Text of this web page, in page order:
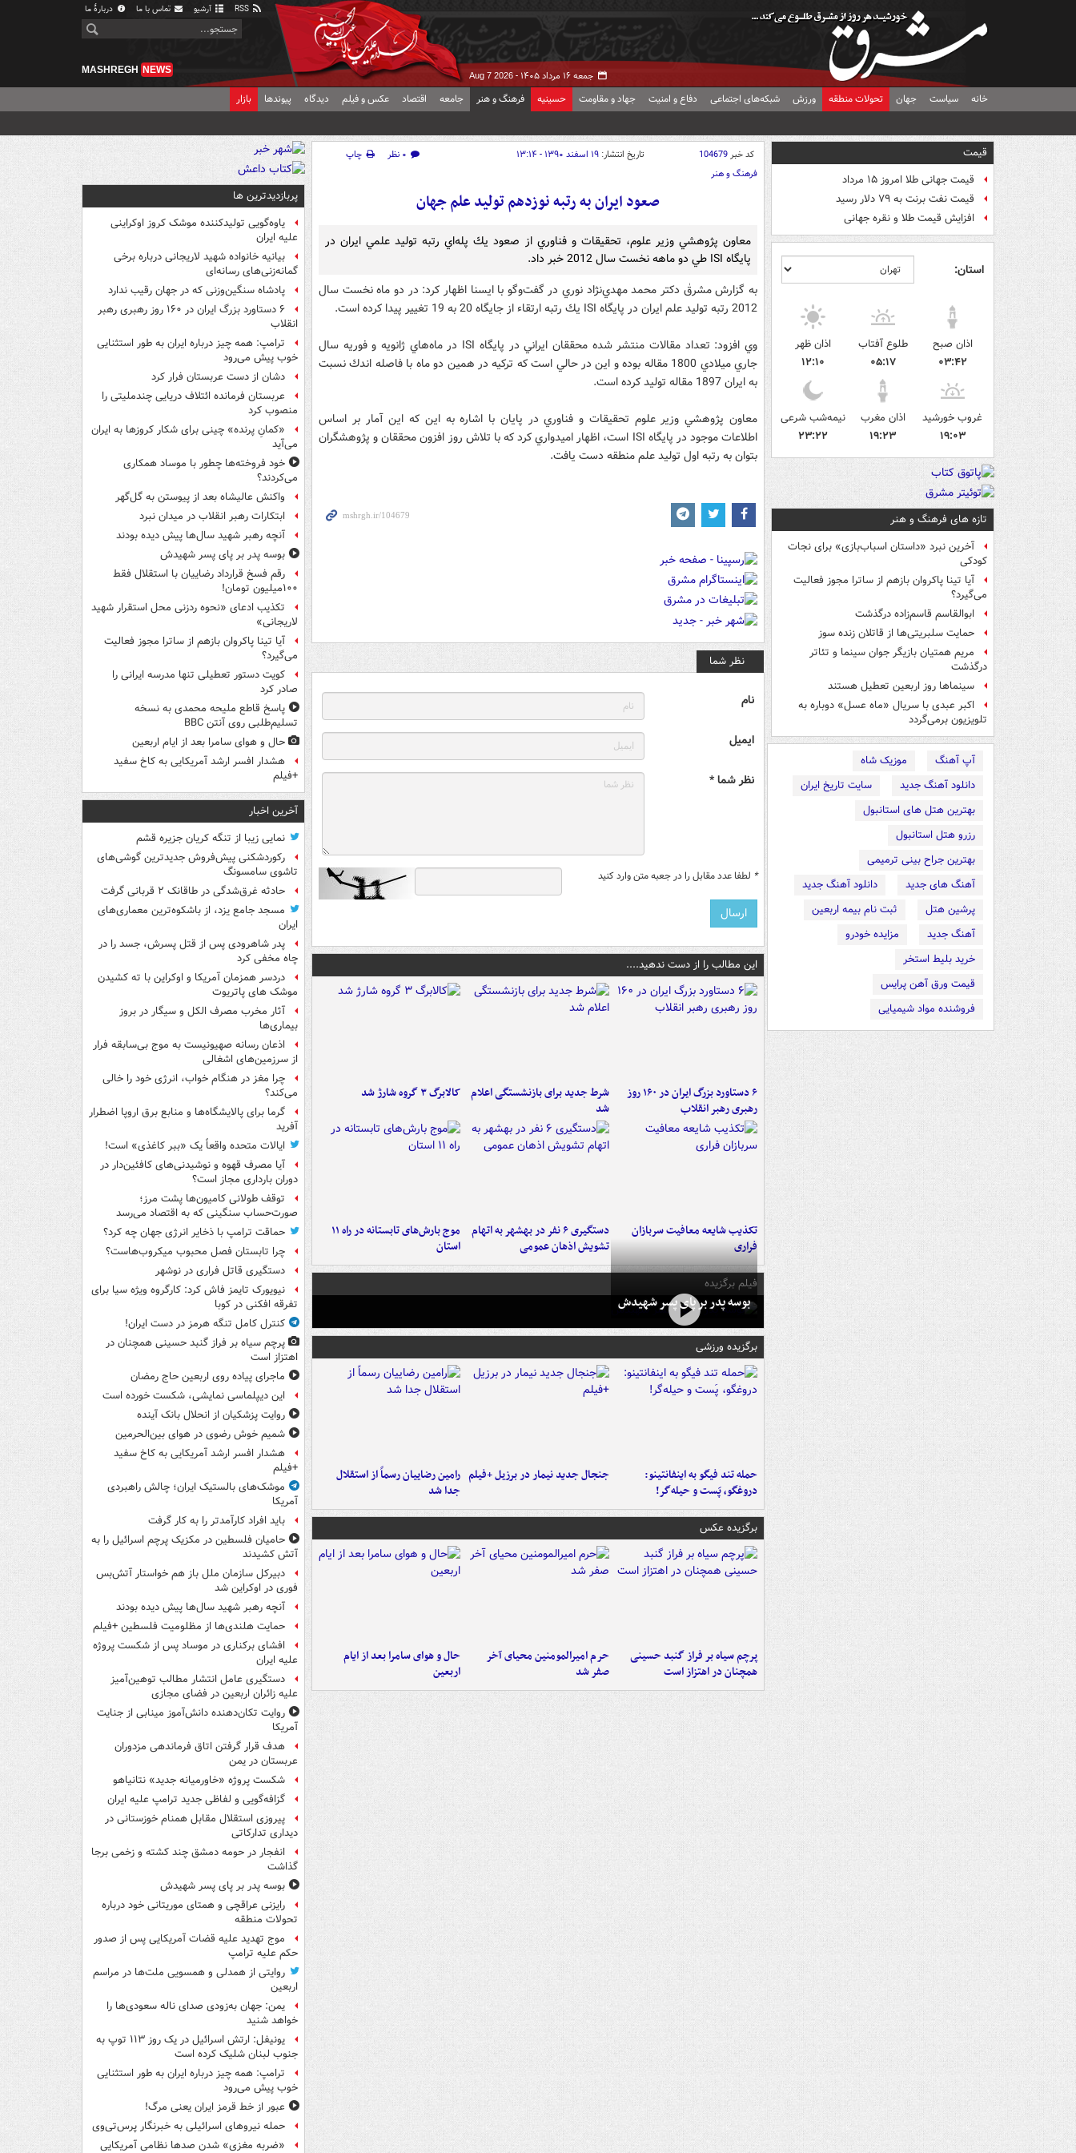
آرشیو تماس با ما دربارهٔ ما
جمعه ۱۶ مرداد ۱۴۰۵ - Aug 7 2026
MASHREGH NEWS
خانه سیاست جهان تحولات منطقه ورزش شبکه‌های اجتماعی دفاع و امنیت جهاد و مقاومت حسینیه فرهنگ و هنر جامعه اقتصاد عکس و فیلم دیدگاه پیوندها بازار
قیمت
قیمت جهانی طلا امروز ۱۵ مرداد
قیمت نفت برنت به ۷۹ دلار رسید
افزایش قیمت طلا و نقره جهانی
استان:
اذان صبح
۰۳:۴۲
طلوع آفتاب
۰۵:۱۷
اذان ظهر
۱۲:۱۰
غروب خورشید
۱۹:۰۳
اذان مغرب
۱۹:۲۳
نیمه‌شب شرعی
۲۳:۲۲
تازه های فرهنگ و هنر
آخرین نبرد «داستان اسباب‌بازی» برای نجات
کودکی
آیا تینا پاکروان بازهم از ساترا مجوز فعالیت
می‌گیرد؟
ابوالقاسم قاسم‌زاده درگذشت
حمایت سلبریتی‌ها از قاتلان زنده سوز
مریم همتیان بازیگر جوان سینما و تئاتر
درگذشت
سینماها روز اربعین تعطیل هستند
اکبر عبدی با سریال «ماه عسل» دوباره به
تلویزیون برمی‌گردد
آپ آهنگ
موزیک شاه
دانلود آهنگ جدید
سایت تاریخ ایران
بهترین هتل های استانبول
رزرو هتل استانبول
بهترین جراح بینی ترمیمی
آهنگ های جدید
دانلود آهنگ جدید
پرشین هتل
ثبت نام بیمه اربعین
آهنگ جدید
مزایده خودرو
خرید بلیط استخر
قیمت ورق آهن پرایس
فروشنده مواد شیمیایی
کد خبر104679 تاریخ انتشار: ۱۹ اسفند ۱۳۹۰ - ۱۳:۱۴ ۰ نظر
چاپ
فرهنگ و هنر
صعود ايران به رتبه نوزدهم توليد علم جهان
معاون پژوهشي وزير علوم، تحقيقات و فناوري از صعود يك پله‌اي رتبه توليد علمي ايران در
پايگاه ISI طي دو ماهه نخست سال 2012 خبر داد.
به گزارش مشرقٰ دكتر محمد مهدي‌نژاد نوري در گفت‌وگو با ایسنا اظهار كرد:‌ در دو ماه نخست سال
2012 رتبه توليد علم ايران در پايگاه ISI يك رتبه ارتقاء از جايگاه 20 به 19 تغيير پيدا كرده است.
وي افزود: تعداد مقالات منتشر شده محققان ايراني در پايگاه ISI در ماه‌هاي ژانويه و فوريه سال
جاري ميلادي 1800 مقاله بوده و اين در حالي است كه تركيه در همين دو ماه با فاصله اندك نسبت
به ايران 1897 مقاله توليد كرده است.
معاون پژوهشي وزير علوم تحقيقات و فناوري در پايان با اشاره به اين كه اين آمار بر اساس
اطلاعات موجود در پايگاه ISI است، اظهار اميدواري كرد كه با تلاش روز افزون محققان و پژوهشگران
بتوان به رتبه اول توليد علم منطقه دست يافت.
نظر شما
نام
ایمیل
نظر شما *
* لطفا عدد مقابل را در جعبه متن وارد کنید
این مطالب را از دست ندهید....
۶ دستاورد بزرگ ایران در ۱۶۰ روز
رهبری رهبر انقلاب
شرط جدید برای بازنشستگی اعلام
شد
کالابرگ ۳ گروه شارژ شد
تکذیب شایعه معافیت سربازان
فراری
دستگیری ۶ نفر در بهشهر به اتهام
تشویش اذهان عمومی
موج بارش‌های تابستانه در راه ۱۱
استان
فیلم برگزیده
بوسه‌ پدر بر پای پسر شهیدش
برگزیده ورزشی
حمله تند فیگو به اینفانتینو:
دروغگو، پَست‌ و حیله‌گر!
جنجال جدید نیمار در برزیل +فیلم رامین رضاییان رسماً از استقلال
جدا شد
برگزیده عکس
پرچم سیاه بر فراز گنبد حسینی
همچنان در اهتزاز است
حرم امیرالمومنین محیای آخر
صفر شد
حال و هوای سامرا بعد از ایام
اربعین
پربازدیدترین ها
یاوه‌گویی تولیدکننده موشک کروز اوکراینی
علیه ایران
بیانیه خانواده شهید لاریجانی درباره برخی
گمانه‌زنی‌های رسانه‌ای
پادشاه سنگین‌وزنی که در جهان رقیب ندارد
۶ دستاورد بزرگ ایران در ۱۶۰ روز رهبری رهبر
انقلاب
ترامپ: همه چیز درباره ایران به طور استثنایی
خوب پیش می‌رود
دشان از دست عربستان فرار کرد
عربستان فرمانده ائتلاف دریایی چندملیتی را
منصوب کرد
«کمانِ پرنده» چینی برای شکار کروزها به ایران
می‌آید
خود فروخته‌ها چطور با موساد همکاری
می‌کردند؟
واکنش عالیشاه بعد از پیوستن به گل‌گهر
ابتکارات رهبر انقلاب در میدان نبرد
آنچه رهبر شهید سال‌ها پیش دیده بودند
بوسه‌ پدر بر پای پسر شهیدش
رقم فسخ قرارداد رضاییان با استقلال فقط
۱۰۰میلیون تومان!
تکذیب ادعای «نحوه ردزنی محل استقرار شهید
لاریجانی»
آیا تینا پاکروان بازهم از ساترا مجوز فعالیت
می‌گیرد؟
کویت دستور تعطیلی تنها مدرسه ایرانی را
صادر کرد
پاسخ قاطع ملیحه محمدی به نسخه
تسلیم‌طلبی روی آنتن BBC
حال و هوای سامرا بعد از ایام اربعین
هشدار افسر ارشد آمریکایی به کاخ سفید
+فیلم
آخرین اخبار
نمایی زیبا از تنگه کریان جزیره قشم
رکوردشکنی پیش‌فروش جدیدترین گوشی‌های
تاشوی سامسونگ
حادثه غرق‌شدگی در طاقانک ۲ قربانی گرفت
مسجد جامع یزد، از باشکوه‌ترین معماری‌های
ایران
پدر شاهرودی پس از قتل پسرش، جسد را در
چاه مخفی کرد
دردسر همزمان آمریکا و اوکراین با ته کشیدن
موشک های پاتریوت
آثار مخرب مصرف الکل و سیگار در بروز
بیماری‌ها
اذعان رسانه صهیونیست به موج بی‌سابقه فرار
از سرزمین‌های اشغالی
چرا مغز در هنگام خواب، انرژی خود را خالی
می‌کند؟
گرما برای پالایشگاه‌ها و منابع برق اروپا اضطرار
آفرید
ایالات متحده واقعاً یک «ببر کاغذی» است!
آیا مصرف قهوه و نوشیدنی‌های کافئین‌دار در
دوران بارداری مجاز است؟
توقف طولانی کامیون‌ها پشت مرز؛
صورت‌حساب سنگینی که به اقتصاد می‌رسد
حماقت ترامپ با ذخایر انرژی جهان چه کرد؟
چرا تابستان فصل محبوب میکروب‌هاست؟
دستگیری قاتل فراری در نوشهر
نیویورک تایمز فاش کرد: کارگروه ویژه سیا برای
تفرقه افکنی در کوبا
کنترل کامل تنگه هرمز در دست ایران!
پرچم سیاه بر فراز گنبد حسینی همچنان در
اهتزاز است
ماجرای پیاده روی اربعین حاج رمضان
این دیپلماسی نمایشی، شکست خورده است
روایت پزشکیان از انحلال بانک آینده
شمیم خوش رضوی در هوای بین‌الحرمین
هشدار افسر ارشد آمریکایی به کاخ سفید
+فیلم
موشک‌های بالستیک ایران؛ چالش راهبردی
آمریکا
باید افراد کارآمدتر را به کار گرفت
حامیان فلسطین در مکزیک پرچم اسرائیل را به
آتش کشیدند
دبیرکل سازمان ملل باز هم خواستار آتش‌بس
فوری در اوکراین شد
آنچه رهبر شهید سال‌ها پیش دیده بودند
حمایت هلندی‌ها از مظلومیت فلسطین +فیلم
افشای برکناری در موساد پس از شکست پروژه
علیه ایران
دستگیری عامل انتشار مطالب توهین‌آمیز
علیه زائران اربعین در فضای مجازی
روایت تکان‌دهنده دانش‌آموز مینابی از جنایت
آمریکا
هدف قرار گرفتن اتاق‌ فرماندهی مزدوران
عربستان در یمن
شکست پروژه «خاورمیانه جدید» نتانیاهو
گزافه‌گویی و لفاظی جدید ترامپ علیه ایران
پیروزی استقلال مقابل همنام خوزستانی در
دیداری تدارکاتی
انفجار در حومه دمشق چند کشته و زخمی برجا
گذاشت
بوسه‌ پدر بر پای پسر شهیدش
رایزنی عراقچی و همتای موریتانی خود درباره
تحولات منطقه
موج تهدید علیه قضات آمریکایی پس از صدور
حکم علیه ترامپ
روایتی از همدلی و همسویی ملت‌ها در مراسم
اربعین
یمن: جهان به‌زودی صدای ناله سعودی‌ها را
خواهد شنید
یونیفل: ارتش اسرائیل در یک روز ۱۱۳ توپ به
جنوب لبنان شلیک کرده است
ترامپ: همه چیز درباره ایران به طور استثنایی
خوب پیش می‌رود
عبور از خط قرمز ایران یعنی مرگ!
حمله نیروهای اسرائیلی به خبرنگار پرس‌تی‌وی
«ضربه مغزی» شدن صدها نظامی آمریکایی